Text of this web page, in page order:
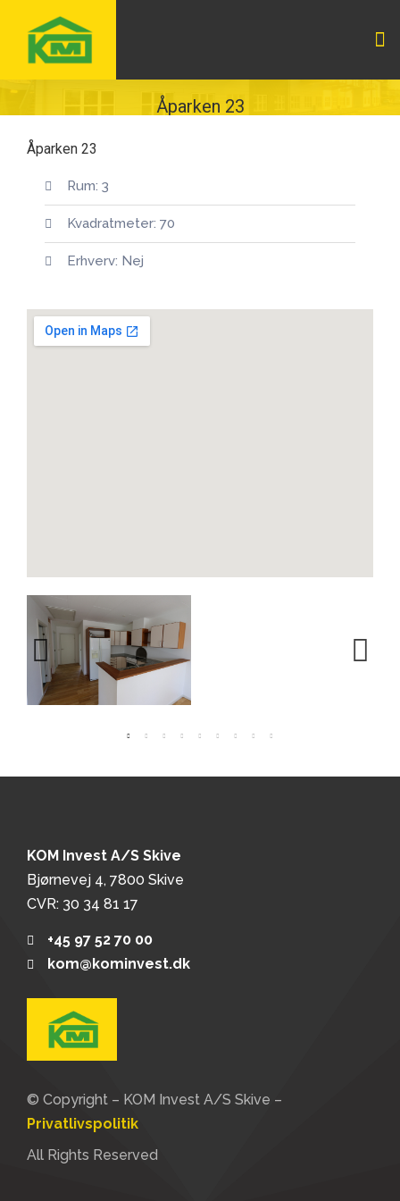
Åparken 23
Åparken 23
Rum: 3
Kvadratmeter: 70
Erhverv: Nej
© Copyright – KOM Invest A/S Skive –
Privatlivspolitik
All Rights Reserved
KOM Invest A/S Skive
Bjørnevej 4, 7800 Skive
CVR: 30 34 81 17
+45 97 52 70 00
kom@kominvest.dk